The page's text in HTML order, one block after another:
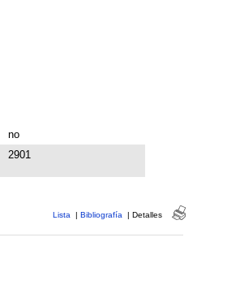
no
2901
Lista | Bibliografía | Detalles